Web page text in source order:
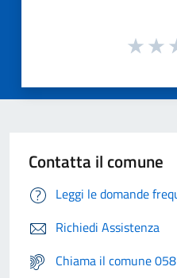
Contatta il comune
Leggi le domande
Richiedi Assistenza
Chiama il comune